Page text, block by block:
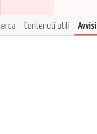
Contenuti utili Avvisi